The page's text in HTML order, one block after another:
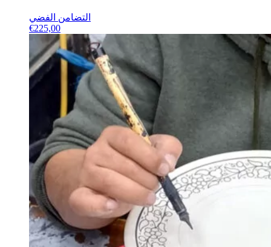
التضامن الفضي
€225,00